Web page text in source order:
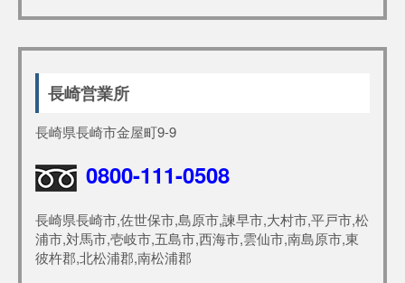
長崎営業所
長崎県長崎市金屋町9-9
0800-111-0508
長崎県長崎市,佐世保市,島原市,諫早市,大村市,平戸市,松
浦市,対馬市,壱岐市,五島市,西海市,雲仙市,南島原市,東
彼杵郡,北松浦郡,南松浦郡